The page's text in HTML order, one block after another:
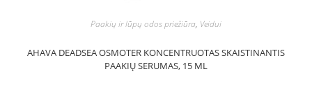
Paakių ir lūpų odos priežiūra, Veidui
AHAVA DEADSEA OSMOTER KONCENTRUOTAS SKAISTINANTIS
PAAKIŲ SERUMAS, 15 ML